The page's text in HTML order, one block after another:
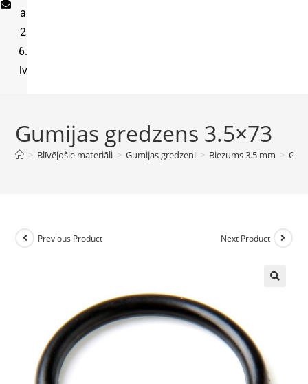
a
2
6.
lv
Gumijas gredzens 3.5×73
> Blīvējošie materiāli > Gumijas gredzeni > Biezums 3.5 mm >
Previous Product Next Product